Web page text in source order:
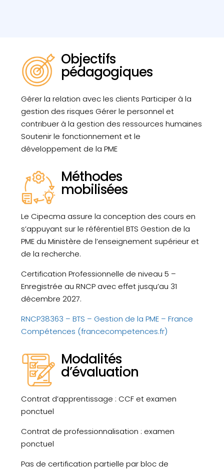
Objectifs
pédagogiques
Gérer la relation avec les clients Participer à la
gestion des risques Gérer le personnel et
contribuer à la gestion des ressources humaines
Soutenir le fonctionnement et le
développement de la PME
Méthodes
mobilisées
Le Cipecma assure la conception des cours en
s’appuyant sur le référentiel BTS Gestion de la
PME du Ministère de l’enseignement supérieur et
de la recherche.
Certification Professionnelle de niveau 5 –
Enregistrée au RNCP avec effet jusqu’au 31
décembre 2027.
RNCP38363 – BTS – Gestion de la PME – France
Compétences (francecompetences.fr)
Modalités
d’évaluation
Contrat d’apprentissage : CCF et examen
ponctuel
Contrat de professionnalisation : examen
ponctuel
Pas de certification partielle par bloc de